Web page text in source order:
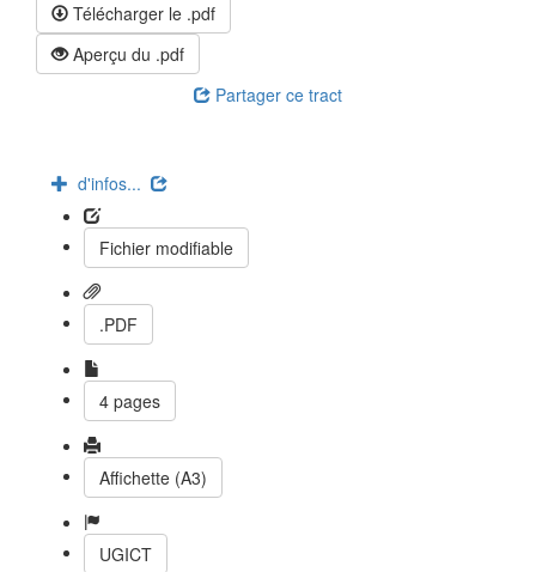
Télécharger le .pdf
Aperçu du .pdf
Partager ce tract
d'infos...
Fichier modifiable
.PDF
4 pages
Affichette (A3)
UGICT